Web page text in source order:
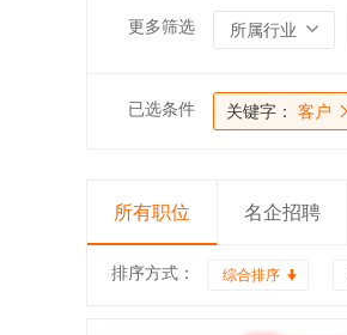
更多筛选 所属行业
已选条件 关键字： 客户
所有职位 名企招聘
排序方式： 综合排序